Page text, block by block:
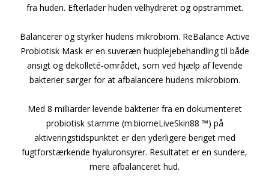
fra huden. Efterlader huden velhydreret og opstrammet.
Balancerer og styrker hudens mikrobiom. ReBalance Active
Probiotisk Mask er en suveræn hudplejebehandling til både
ansigt og dekolleté-området, som ved hjælp af levende
bakterier sørger for at afbalancere hudens mikrobiom.
Med 8 milliarder levende bakterier fra en dokumenteret
probiotisk stamme (m.biomeLiveSkin88 ™) på
aktiveringstidspunktet er den yderligere beriget med
fugtforstærkende hyaluronsyrer. Resultatet er en sundere,
mere afbalanceret hud.